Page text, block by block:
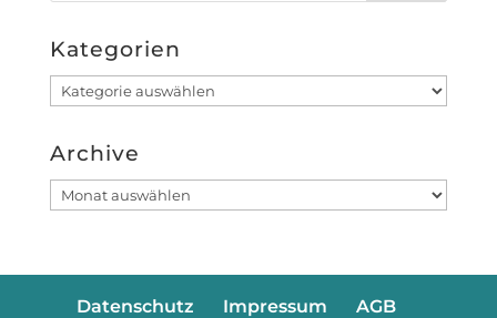
Kategorien
Kategorien
Archive
Archive
Datenschutz Impressum
AGB